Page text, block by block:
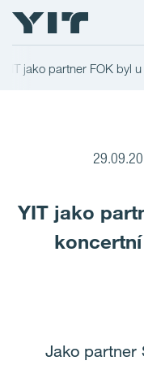
YIT jako partner FOK byl
YIT jako
koncertní
Jako partner